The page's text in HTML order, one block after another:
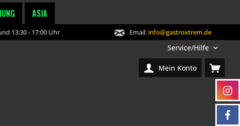
ASIA
13:30 - 17:00 Uhr Email: info@gastroxtrem.de
Service/Hilfe
Mein Konto